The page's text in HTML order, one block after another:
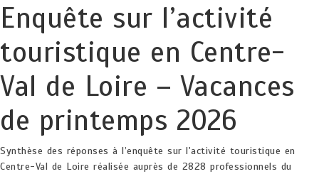
Enquête sur l’activité
touristique en Centre-
Val de Loire – Vacances
de printemps 2026
Synthèse des réponses à l’enquête sur l'activité touristique en
Centre-Val de Loire réalisée auprès de 2828 professionnels du